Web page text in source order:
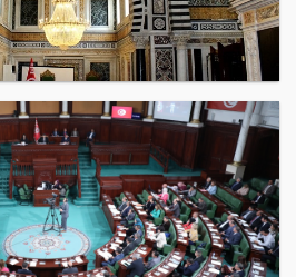
مجموعة صور قاعة العرش